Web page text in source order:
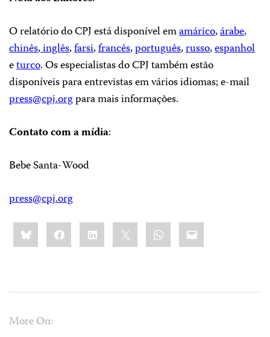
O relatório do CPJ está disponível emamárico,árabe,
chinês,inglês,farsi,francês,português,russo,espanhol
eturco. Os especialistas do CPJ também estão
disponíveis para entrevistas em vários idiomas; e-mail
press@cpj.orgpara mais informações.
Contato com a mídia:
Bebe Santa-Wood
press@cpj.org
Share
this:BlueskyFacebookLinkedIn WhatsApp
Email
More On: